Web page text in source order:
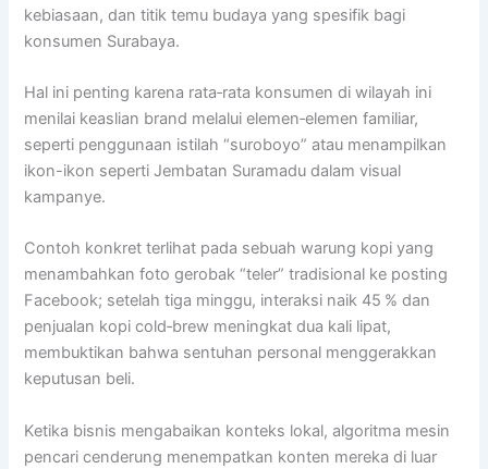
kebiasaan, dan titik temu budaya yang spesifik bagi
konsumen Surabaya.
Hal ini penting karena rata‑rata konsumen di wilayah ini
menilai keaslian brand melalui elemen‑elemen familiar,
seperti penggunaan istilah “suroboyo” atau menampilkan
ikon-ikon seperti Jembatan Suramadu dalam visual
kampanye.
Contoh konkret terlihat pada sebuah warung kopi yang
menambahkan foto gerobak “teler” tradisional ke posting
Facebook; setelah tiga minggu, interaksi naik 45 % dan
penjualan kopi cold‑brew meningkat dua kali lipat,
membuktikan bahwa sentuhan personal menggerakkan
keputusan beli.
Ketika bisnis mengabaikan konteks lokal, algoritma mesin
pencari cenderung menempatkan konten mereka di luar